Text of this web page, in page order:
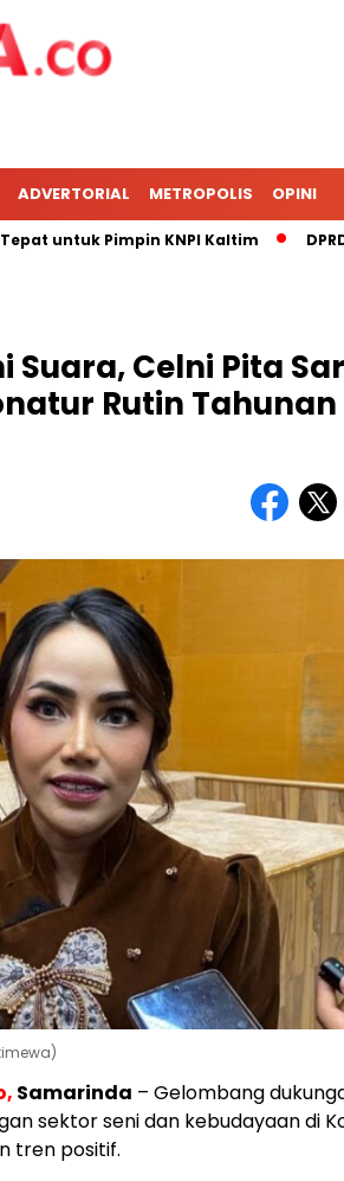
ADVERTORIAL METROPOLIS OPINI
untuk Pimpin KNPI Kaltim
Suara, Celni Pita
Rutin Tahunan
Samarinda – Gelombang
sektor seni dan kebudayaan di
tren positif.